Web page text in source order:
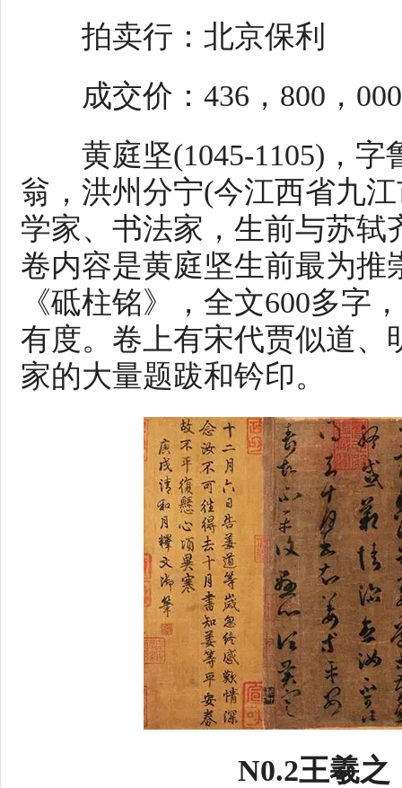
拍卖行：北京保利
成交价：436，800，
黄庭坚(1045-1105)，字
翁，洪州分宁(今江西省九
学家、书法家，生前与苏轼
卷内容是黄庭坚生前最为推
《砥柱铭》，全文600多字
有度。卷上有宋代贾似道、
家的大量题跋和钤印。
N0.2王羲之